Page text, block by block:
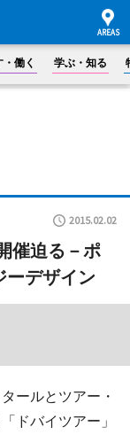
働く 学ぶ・知る
2015.02.02
催迫る－ポ
ーデザイン
ールとツアー・
ドバイツアー」